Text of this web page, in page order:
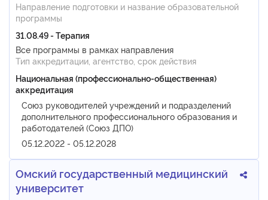
Направление подготовки и название образовательной
программы
31.08.49 - Терапия
Все программы в рамках направления
Тип аккредитации, агентство, срок действия
Национальная (профессионально-общественная)
аккредитация
Союз руководителей учреждений и подразделений
дополнительного профессионального образования и
работодателей (Союз ДПО)
05.12.2022 - 05.12.2028
Омский государственный медицинский
университет